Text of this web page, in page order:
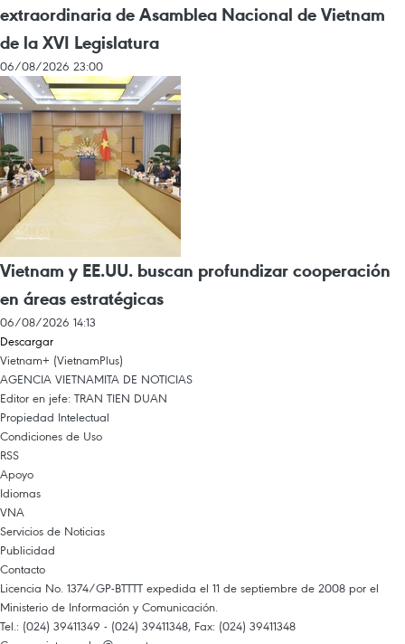
extraordinaria de Asamblea Nacional de Vietnam
de la XVI Legislatura
06/08/2026 23:00
Vietnam y EE.UU. buscan profundizar cooperación
en áreas estratégicas
06/08/2026 14:13
Descargar
Vietnam+ (VietnamPlus)
AGENCIA VIETNAMITA DE NOTICIAS
Editor en jefe: TRAN TIEN DUAN
Propiedad Intelectual
Condiciones de Uso
RSS
Apoyo
Idiomas
VNA
Servicios de Noticias
Publicidad
Contacto
Licencia No. 1374/GP-BTTTT expedida el 11 de septiembre de 2008 por el
Ministerio de Información y Comunicación.
Tel.: (024) 39411349 - (024) 39411348, Fax: (024) 39411348